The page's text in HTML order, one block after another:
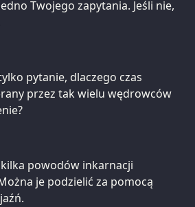
Twojego zapytania. Jeśli nie,
pytanie, dlaczego czas
przez tak wielu wędrowców
kilka powodów inkarnacji
je podzielić za pomocą